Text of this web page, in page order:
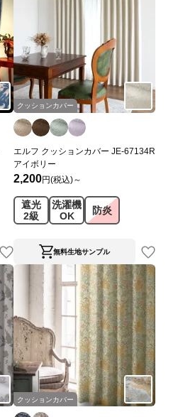
クッションカバー
エルフ クッションカバー JE-67134R
アイボリー
2,200円(税込)～
遮光
2級
洗濯機
OK
防炎
無料生地サンプル
クッションカバー